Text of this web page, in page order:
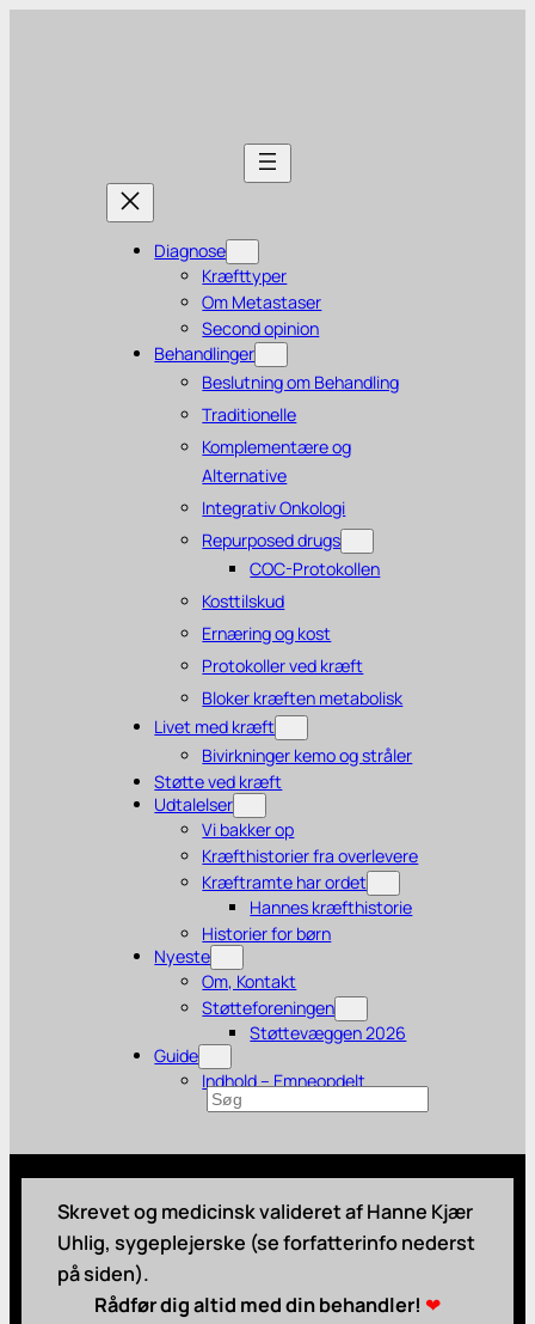
Diagnose
Kræfttyper
Om Metastaser
Second opinion
Behandlinger
Beslutning om Behandling
Traditionelle
Komplementære og
Alternative
Integrativ Onkologi
Repurposed drugs
COC-Protokollen
Kosttilskud
Ernæring og kost
Protokoller ved kræft
Bloker kræften metabolisk
Livet med kræft
Bivirkninger kemo og stråler
Støtte ved kræft
Udtalelser
Vi bakker op
Kræfthistorier fra overlevere
Kræftramte har ordet
Hannes kræfthistorie
Historier for børn
Nyeste
Om, Kontakt
Støtteforeningen
Støttevæggen 2026
Guide
Indhold – Emneopdelt
Søg
Skrevet og medicinsk valideret af Hanne Kjær
Uhlig, sygeplejerske (se forfatterinfo nederst
på siden).
Rådfør dig altid med din behandler! ❤